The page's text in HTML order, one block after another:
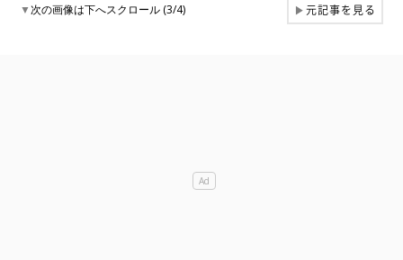
▼次の画像は下へスクロール (3/4) ▶元記事を見る